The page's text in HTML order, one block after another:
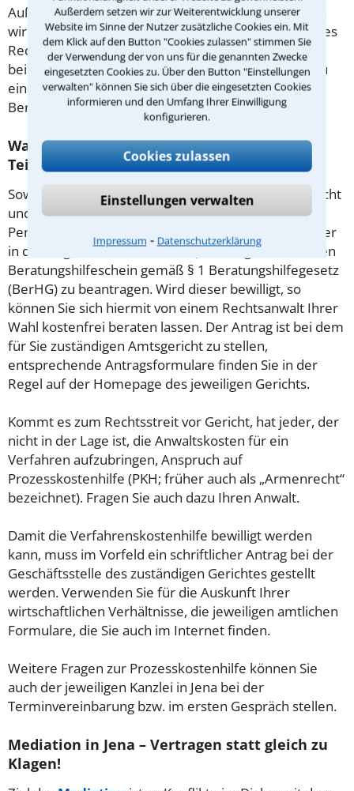
Außerdem setzen wir zur Weiterentwicklung unserer
Website im Sinne der Nutzer zusätzliche Cookies ein. Mit
dem Klick auf den Button "Cookies zulassen" stimmen Sie
der Verwendung der von uns für die genannten Zwecke
eingesetzten Cookies zu. Über den Button "Einstellungen
verwalten" können Sie sich über die eingesetzten Cookies
informieren und den Umfang Ihrer Einwilligung
konfigurieren.
Cookies zulassen
Einstellungen verwalten
Impressum ⁃ Datenschutzerklärung
Außerdem gut zu wissen: Gemäß § 34 Absatz 2 RVG
wird die Beratungsgebühr auf weitere Tätigkeiten des
Rechtsanwalts angerechnet. Sollte es also
beispielsweise aufgrund des Beratungsgesprächs zu
einem Prozess kommen, so kann der Anwalt diese
Beratungsgebühr nicht mehr abrechnen.
Was tun wenn ich mir keinen Anwalt für
Teilungsversteigerung leisten kann?
Soweit die Rechtsangelegenheit noch nicht vor Gericht
und eine Rechtsberatung notwendig ist, haben
Personen mit geringem Einkommen (Maßstab ist hier
in der Regel der Sozialhilfesatz) die Möglichkeit, einen
Beratungshilfeschein gemäß § 1 Beratungshilfegesetz
(BerHG) zu beantragen. Wird dieser bewilligt, so
können Sie sich hiermit von einem Rechtsanwalt Ihrer
Wahl kostenfrei beraten lassen. Der Antrag ist bei dem
für Sie zuständigen Amtsgericht zu stellen,
entsprechende Antragsformulare finden Sie in der
Regel auf der Homepage des jeweiligen Gerichts.
Kommt es zum Rechtsstreit vor Gericht, hat jeder, der
nicht in der Lage ist, die Anwaltskosten für ein
Verfahren aufzubringen, Anspruch auf
Prozesskostenhilfe (PKH; früher auch als „Armenrecht“
bezeichnet). Fragen Sie auch dazu Ihren Anwalt.
Damit die Verfahrenskostenhilfe bewilligt werden
kann, muss im Vorfeld ein schriftlicher Antrag bei der
Geschäftsstelle des zuständigen Gerichtes gestellt
werden. Verwenden Sie für die Auskunft Ihrer
wirtschaftlichen Verhältnisse, die jeweiligen amtlichen
Formulare, die Sie auch im Internet finden.
Weitere Fragen zur Prozesskostenhilfe können Sie
auch der jeweiligen Kanzlei in Jena bei der
Terminvereinbarung bzw. im ersten Gespräch stellen.
Mediation in Jena – Vertragen statt gleich zu
Klagen!